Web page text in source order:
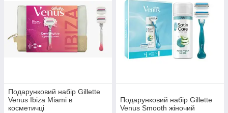
Подарунковий набір Gillette
Venus Ibiza Miami в
косметичці
Подарунковий набір Gillette
Venus Smooth жіночий